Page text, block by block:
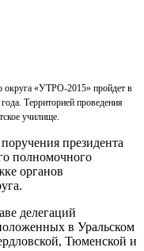
округа «УТРО-2015» пройдет в
Территорией проведения
училище.
президента
полномочного
органов
делегаций
в Уральском
Тюменской и